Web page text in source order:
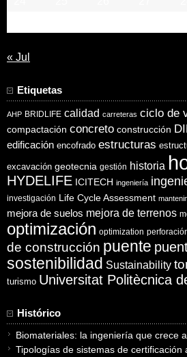
« Jul
Etiquetas
AHP BRIDLIFE calidad carreteras ciclo de
compactación concreto construcción
edificación encofrado estructuras
excavación geotecnia gestión historia
HYDELIFE ICITECH ingeniería
investigación Life Cycle Assessment
mejora de suelos mejora de terrenos
optimización optimization
de construcción puente
sostenibilidad Sustainability
turismo Universitat Politècnica
Histórico
Biomateriales: la ingeniería que crece
Tipologías de sistemas de certificación